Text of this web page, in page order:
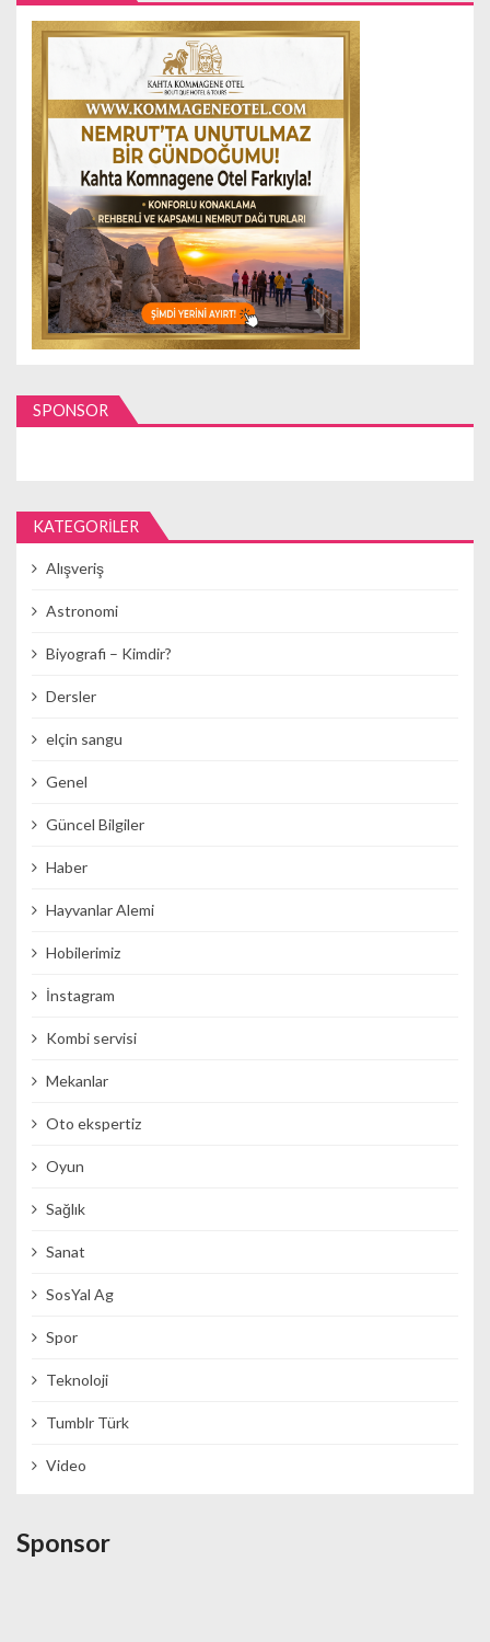
SPONSOR
KATEGORILER
Alışveriş
Astronomi
Biyografi – Kimdir?
Dersler
elçin sangu
Genel
Güncel Bilgiler
Haber
Hayvanlar Alemi
Hobilerimiz
İnstagram
Kombi servisi
Mekanlar
Oto ekspertiz
Oyun
Sağlık
Sanat
SosYal Ag
Spor
Teknoloji
Tumblr Türk
Video
Sponsor